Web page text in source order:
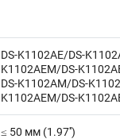
DS-K1102AE/DS-
K1102AEM/DS-
DS-K1102AM/DS-
K1102AEM/DS-
≤ 50 мм (1.97'')